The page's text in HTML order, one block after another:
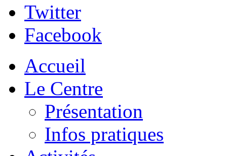
Twitter
Facebook
Accueil
Le Centre
Présentation
Infos pratiques